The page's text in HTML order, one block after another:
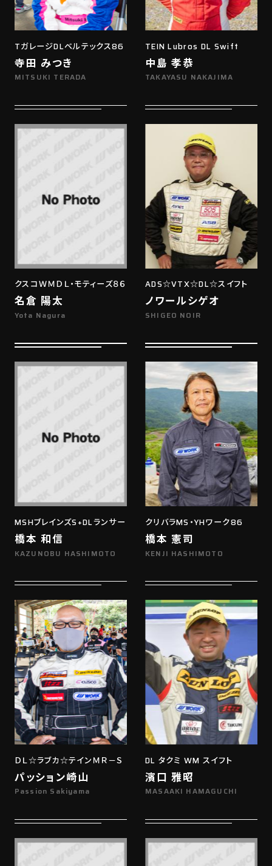
TガレージDLベルテックス86
寺田 みつき
MITSUKI TERADA
TEIN Lubros DL Swift
中島 孝恭
TAKAYASU NAKAJIMA
クスコＷＭＤＬ・モティーズ８６
名倉 陽太
Yota Nagura
ADS☆VTX☆DL☆スイフト
ノワールシゲオ
SHIGEO NOIR
MSHブレインズS+DLランサー
橋本 和信
KAZUNOBU HASHIMOTO
クリバラMS・YHワーク86
橋本 憲司
KENJI HASHIMOTO
ＤＬ☆ラブカ☆テインＭＲ－Ｓ
パッション崎山
Passion Sakiyama
DL タクミ WM スイフト
濱口 雅昭
MASAAKI HAMAGUCHI